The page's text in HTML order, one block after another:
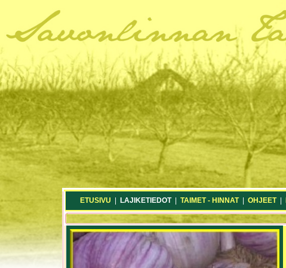
ETUSIVU LAJIKETIEDOT| TAIMET - HINNAT| OHJEET|